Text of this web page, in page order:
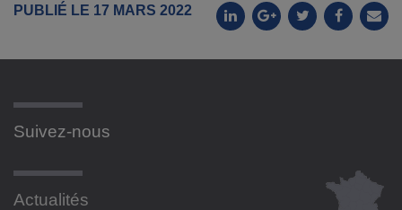
PUBLIÉ LE 17 MARS 2022
Suivez-nous
Actualités